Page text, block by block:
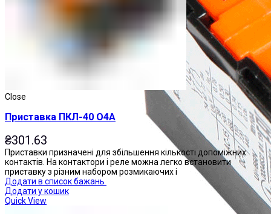
Close
Приставка ПКЛ-40 О4А
₴301.63
Приставки призначені для збільшення кількості допоміжних
контактів. На контактори і реле можна легко встановити
приставку з різним набором розмикаючих і
Додати в список бажань
Додати у кошик
Quick View